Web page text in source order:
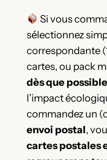
Si vous
sélectionnez
correspondante
cartes, ou pack
dès que possible
l’impact
commandez un
envoi postal,
cartes postales